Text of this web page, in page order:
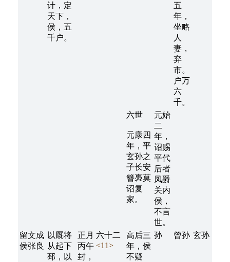
计，定
天下，
侯，五
千户。
五
年，
坐略
人
妻，
弃
市。
户万
六
千。
六世
元康四
年，平
玄孙之
子长安
簪褭莫
诏复
家。
元始
二
年，
诏赐
平代
后者
凤爵
关内
侯，
不言
世。
留文成
侯张良
以厩将
从起下
邳，以
正月
丙午
封，
六十二
<11>
高后三
年，侯
不疑
孙 曾孙 玄孙